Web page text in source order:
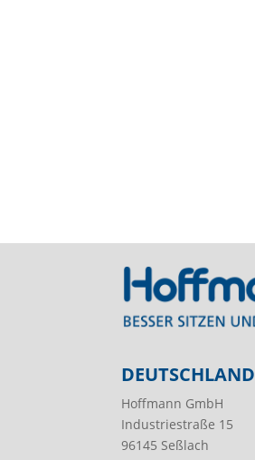
DEUTSCHLAND
Hoffmann GmbH
Industriestraße 15
96145 Seßlach